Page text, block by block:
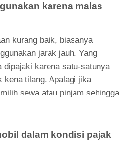
karena malas
kurang baik, biasanya
jarak jauh. Yang
dipajaki karena satu-satunya
kena tilang. Apalagi jika
sewa atau pinjam sehingga
dalam kondisi pajak